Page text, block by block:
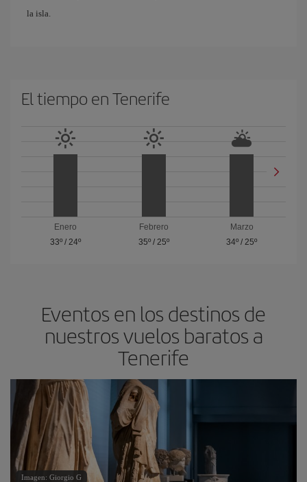
la isla.
El tiempo en Tenerife
Enero
33º/ 24º
Febrero
35º/ 25º
Marzo
34º /25º
Eventos en los destinos de
nuestros vuelos baratos a
Tenerife
Imagen: Giorgio G